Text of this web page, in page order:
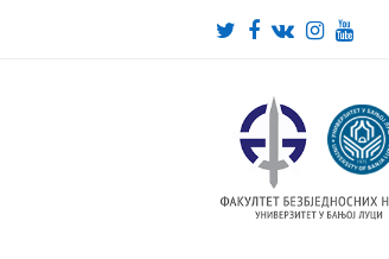
Twitter
Facebook
VK